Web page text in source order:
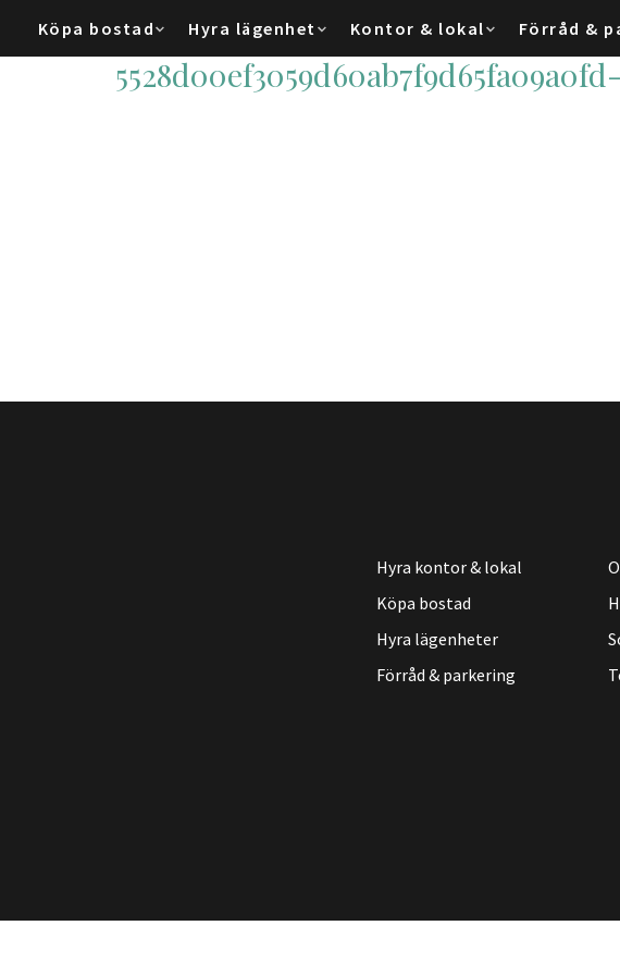
Köpa bostad Hyra lägenhet Kontor & lokal Förråd &
Hyra kontor & lokal
Köpa bostad
Hyra lägenheter
Förråd & parkering